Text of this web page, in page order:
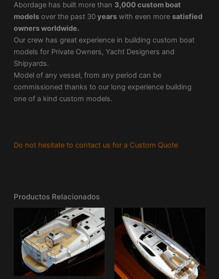
Abordage has built more than 3,000 custom boat
modelsover the past 30 yearswith even more satisfied
owners worldwide.
Our crew has great experience in building custom boat
models for Private Owners, Yacht Designers and
Shipyards.
Model of any vessel, from any period can be
commissioned thanks to our long experience building
one of a kind custom models.
Do not hesitate to contact us for a Custom Quote
Productos Relacionados